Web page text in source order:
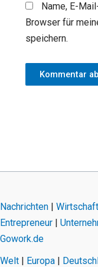
Name, E-
Browser für
speichern.
Nachrichten | Wirtschaft
Entrepreneur |
Gowork.de
Welt | Europa |